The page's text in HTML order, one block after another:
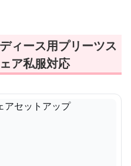
ィース用プリーツス
ア私服対応